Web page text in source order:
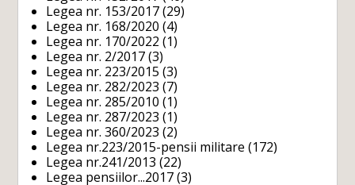
Legea nr. 153/2017 (29)
Legea nr. 168/2020 (4)
Legea nr. 170/2022 (1)
Legea nr. 2/2017 (3)
Legea nr. 223/2015 (3)
Legea nr. 282/2023 (7)
Legea nr. 285/2010 (1)
Legea nr. 287/2023 (1)
Legea nr. 360/2023 (2)
Legea nr.223/2015-pensii militare (172)
Legea nr.241/2013 (22)
Legea pensiilor...2017 (3)